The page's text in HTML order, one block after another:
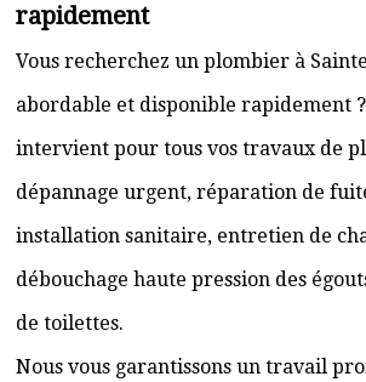
rapidement
Vous recherchez un plombier à
abordable et disponible rapidement
intervient pour tous vos travaux de
dépannage urgent, réparation de
installation sanitaire, entretien de
débouchage haute pression des
de toilettes.
Nous vous garantissons un travail